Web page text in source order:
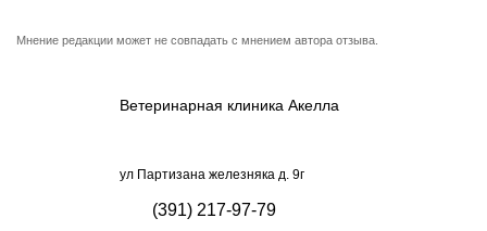
Мнение редакции может не совпадать с мнением автора отзыва.
Ветеринарная клиника Акелла
ул Партизана железняка д. 9г
(391) 217-97-79